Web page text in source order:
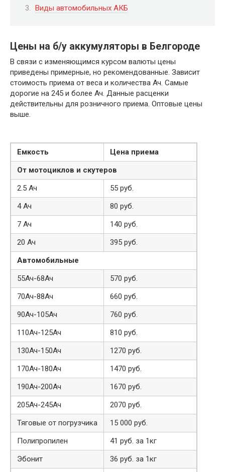
Виды автомобильных АКБ
Цены на б/у аккумуляторы в Белгороде
В связи с изменяющимся курсом валюты цены
приведены примерные, но рекомендованные. Зависит
стоимость приема от веса и количества Ач. Самые
дорогие на 245 и более Ач. Данные расценки
действительны для розничного приема. Оптовые цены
выше.
Емкость
Цена приема
От мотоциклов и скутеров
2.5 Ач
55 руб.
4 Ач
80 руб.
7 Ач
140 руб.
20 Ач
395 руб.
Автомобильные
55Ач-68Ач
570 руб.
70Ач-88Ач
660 руб.
90Ач-105Ач
760 руб.
110Ач-125Ач
810 руб.
130Ач-150Ач
1270 руб.
170Ач-180Ач
1470 руб.
190Ач-200Ач
1670 руб.
205Ач-245Ач
2070 руб.
Тяговые от погрузчика
15 000 руб.
Полипропилен
41 руб. за 1кг
Эбонит
36 руб. за 1кг